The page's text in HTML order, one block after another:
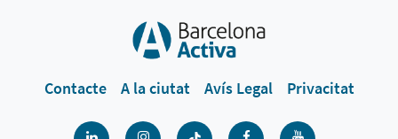
Contacte A la ciutat Avís Legal Privacitat